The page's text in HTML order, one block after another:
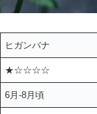
ヒガンバナ
★☆☆☆☆
6月-8月頃